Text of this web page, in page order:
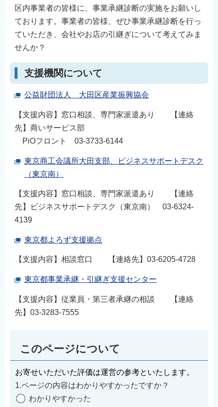
区内事業者の皆様に、事業承継診断の実施をお願いし
ております。事業者の皆様、ぜひ事業承継診断を行っ
ていただき、会社やお店の引継ぎについて考えてみま
せんか？
支援機関について
公益財団法人 大田区産業振興協会
【支援内容】窓口相談、専門家派遣あり 【連絡
先】商いサービス部
PiOフロント 03-3733-6144
東京商工会議所大田支部、ビジネスサポートデスク
（東京南）
【支援内容】窓口相談、専門家派遣あり 【連絡
先】ビジネスサポートデスク（東京南） 03-6324-
4139
東京都よろず支援拠点
【支援内容】相談窓口 【連絡先】03-6205-4728
東京都事業承継・引継ぎ支援センター
【支援内容】従業員・第三者承継の相談 【連絡
先】03-3283-7555
このページについて
お寄せいただいた評価は運営の参考といたします。
1.ページの内容はわかりやすかったですか？
わかりやすかった
繁體中文
한국어
नेपाली
Filipino